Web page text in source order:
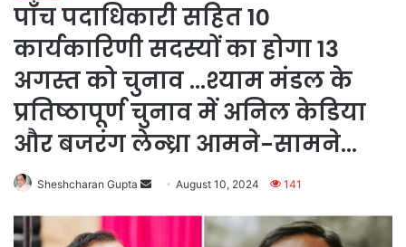
पाँच पदाधिकारी सहित 10
कार्यकारिणी सदस्यों का होगा 13
अगस्त को चुनाव …श्याम मंडल के
प्रतिष्ठापूर्ण चुनाव में अनिल केडिया
और बजरंग लेन्ध्रा आमने-सामने…
Sheshcharan Gupta
Send August 10, 2024 141